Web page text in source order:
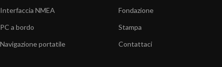
Interfaccia NMEA
PC a bordo
Navigazione portatile
Fondazione
Stampa
Contattaci